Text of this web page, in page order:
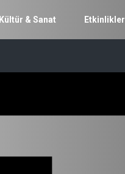
Kültür & Sanat Etkinlikler